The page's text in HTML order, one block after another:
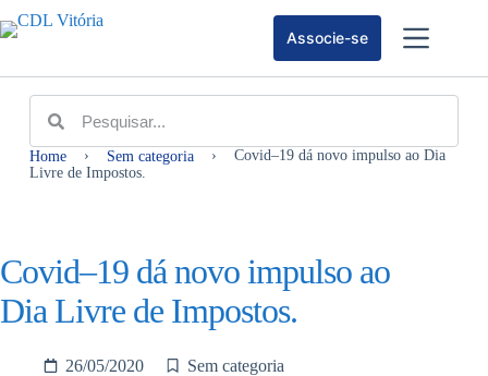
Associe-se
Home › Sem categoria ›
Covid–19 dá novo impulso ao Dia
Livre de Impostos.
Covid–19 dá novo impulso ao
Dia Livre de Impostos.
26/05/2020 Sem categoria